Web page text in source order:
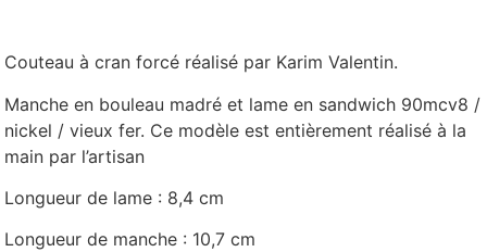
Couteau à cran forcé réalisé par Karim Valentin.
Manche en bouleau madré et lame en sandwich 90mcv8 /
nickel / vieux fer. Ce modèle est entièrement réalisé à la
main par l’artisan
Longueur de lame : 8,4 cm
Longueur de manche : 10,7 cm